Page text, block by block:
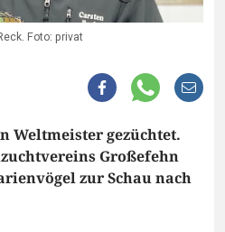
Foto: privat
Weltmeister gezüchtet.
Großefehn
zur Schau nach